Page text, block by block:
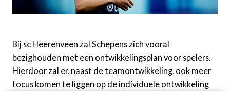
Bij sc Heerenveen zal Schepens zich vooral
bezighouden met een ontwikkelingsplan voor spelers.
Hierdoor zal er, naast de teamontwikkeling, ook meer
focus komen te liggen op de individuele ontwikkeling